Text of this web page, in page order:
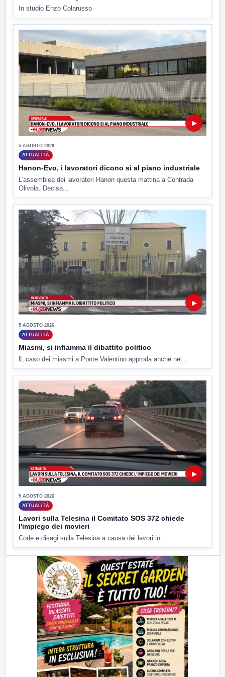
In studio Enzo Colarusso
▶
5 AGOSTO 2026
ATTUALITÀ
Hanon-Evo, i lavoratori dicono sì al piano industriale
L'assemblea dei lavoratori Hanon questa mattina a Contrada
Olivola. Decisa...
▶
5 AGOSTO 2026
ATTUALITÀ
Miasmi, si infiamma il dibattito politico
lL caso dei miasmi a Ponte Valentino approda anche nel...
▶
5 AGOSTO 2026
ATTUALITÀ
Lavori sulla Telesina il Comitato SOS 372 chiede
l'impiego dei movieri
Code e disagi sulla Telesina a causa dei lavori in...